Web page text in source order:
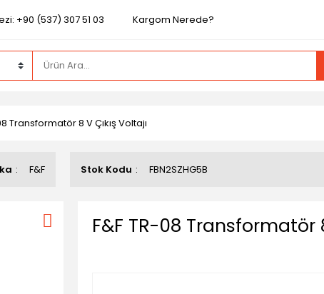
+90 (537) 307 51 03 Kargom Nerede?
Transformatör 8 V Çıkış Voltajı
F&F Stok Kodu FBN2SZHG5B
F&F TR-08 Transformatör